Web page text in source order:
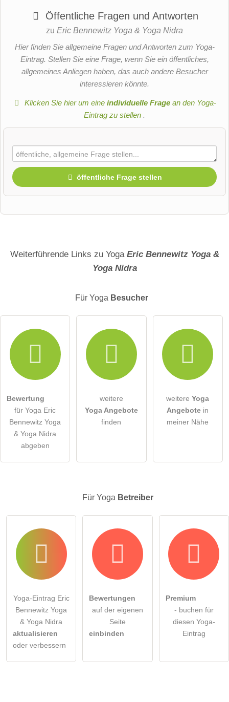
Öffentliche Fragen und Antworten
zu Eric Bennewitz Yoga & Yoga Nidra
Hier finden Sie allgemeine Fragen und Antworten zum Yoga-
Eintrag. Stellen Sie eine Frage, wenn Sie ein öffentliches,
allgemeines Anliegen haben, das auch andere Besucher
interessieren könnte.
Klicken Sie hier um eineindividuelle Frage an den Yoga-
Eintrag zu stellen .
öffentliche Frage stellen
Hiermit akzeptiere ich die .
Die Datenschutzerklärunghabe ich zur Kenntnis genommen.
Hinweis:Bitte beachten Sie, öffentliche Fragen sindfür alle
Besucher sichtbar
Klicken Sie hier um eine
Weiterführende Links zu Yoga Eric Bennewitz Yoga &
Yoga Nidra
Für Yoga Besucher
Bewertung
für Yoga Eric
Bennewitz Yoga
& Yoga Nidra
abgeben
weitere
Yoga Angebote
finden
weitereYoga
Angebote in
meiner Nähe
Für Yoga Betreiber
Yoga-Eintrag Eric
Bennewitz Yoga
& Yoga Nidra
aktualisieren
oder verbessern
Bewertungen
auf der eigenen
Seite
einbinden
Premium
- buchen für
diesen Yoga-
Eintrag